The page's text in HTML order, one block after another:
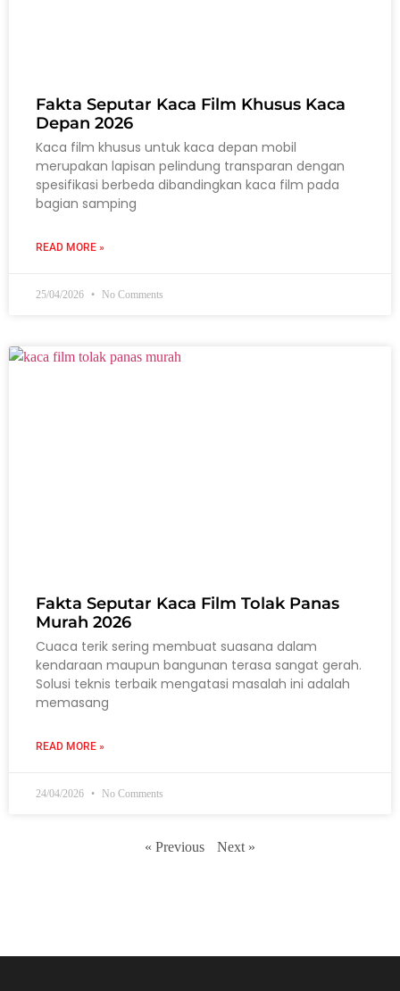
Fakta Seputar Kaca Film Khusus Kaca
Depan 2026
Kaca film khusus untuk kaca depan mobil
merupakan lapisan pelindung transparan dengan
spesifikasi berbeda dibandingkan kaca film pada
bagian samping
READ MORE »
25/04/2026 No Comments
Fakta Seputar Kaca Film Tolak Panas
Murah 2026
Cuaca terik sering membuat suasana dalam
kendaraan maupun bangunan terasa sangat gerah.
Solusi teknis terbaik mengatasi masalah ini adalah
memasang
READ MORE »
24/04/2026 No Comments
« Previous Next »